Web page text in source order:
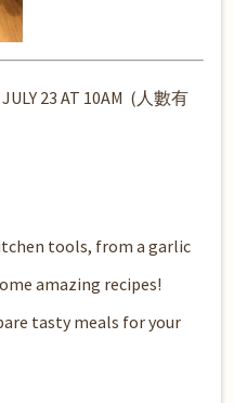
23 AT 10AM (人數有
tools, from a garlic
amazing recipes!
tasty meals for your